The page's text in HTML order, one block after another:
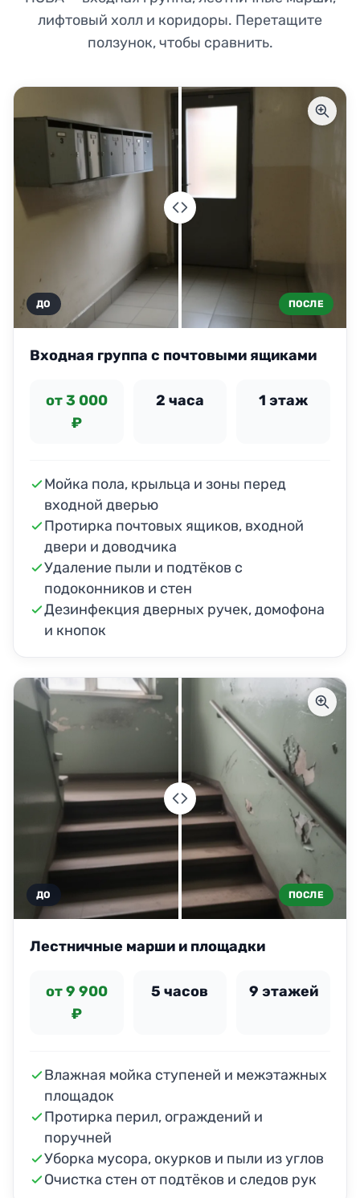
лифтовый холл и коридоры. Перетащите
ползунок, чтобы сравнить.
ДО ПОСЛЕ
Входная группа с почтовыми ящиками
от 3 000
₽
2 часа 1 этаж
Мойка пола, крыльца и зоны перед
входной дверью
Протирка почтовых ящиков, входной
двери и доводчика
Удаление пыли и подтёков с
подоконников и стен
Дезинфекция дверных ручек, домофона
и кнопок
ДО ПОСЛЕ
Лестничные марши и площадки
от 9 900
₽
5 часов 9 этажей
Влажная мойка ступеней и межэтажных
площадок
Протирка перил, ограждений и
поручней
Уборка мусора, окурков и пыли из углов
Очистка стен от подтёков и следов рук